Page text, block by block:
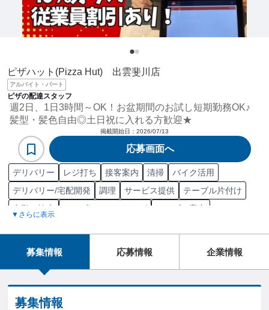
ピザハット(Pizza Hut) 出雲斐川店
アルバイト・パート
ピザの配達スタッフ
週2日、1日3時間～OK！お盆期間のお試し短期勤務OK♪
髪型・髪色自由◎土日祝に入れる方歓迎★
掲載開始日： 2026/07/13
応募画面へ
デリバリー レジ打ち 接客案内 清掃
バイク活用
デリバリー/宅配開発
調理 サービス提供
テーブル片付け
自動二輪車
テーブルセッティング
テーブル案内
普通自動車第一種運転免許
▼さらに表示
募集情報 応募情報 企業情報
募集情報